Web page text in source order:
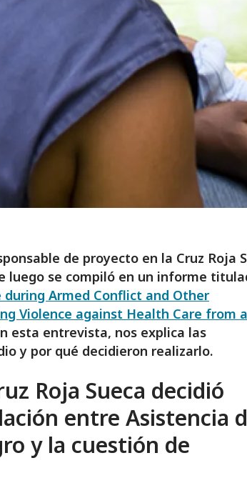
de proyecto en la Cruz Roja
luego se compiló en un informe
during Armed Conflict and Other
Violence against Health Care from a
esta entrevista, nos explica las
y por qué decidieron realizarlo.
Roja Sueca decidió
entre Asistencia
y la cuestión de